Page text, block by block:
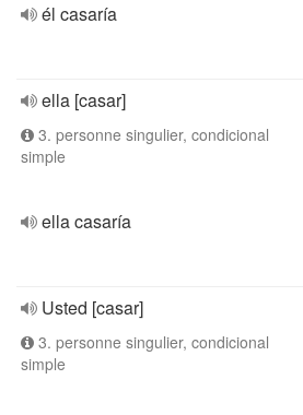
él casaría
ella [casar]
3. personne singulier, condicional
simple
ella casaría
Usted [casar]
3. personne singulier, condicional
simple